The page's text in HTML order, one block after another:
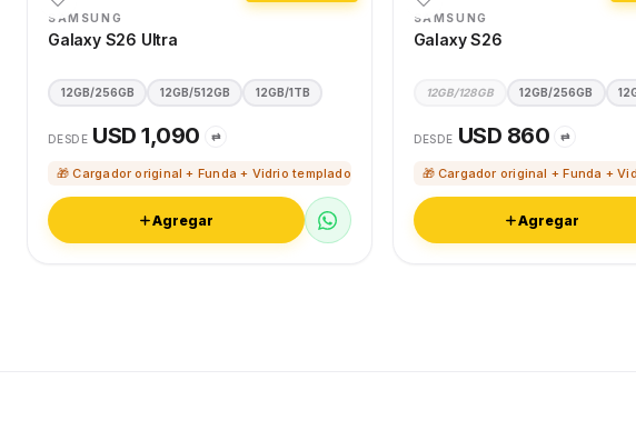
SAMSUNG
Galaxy S26 Ultra
12GB/256GB 12GB/512GB 12GB/1TB
DESDE USD 1,090 ⇄
🎁 Cargador original + Funda + Vidrio templado
Agregar
SAMSUNG
Galaxy S26
12GB/128GB 12GB/256GB
DESDE USD 860 ⇄
🎁 Cargador original + Funda +
Agregar